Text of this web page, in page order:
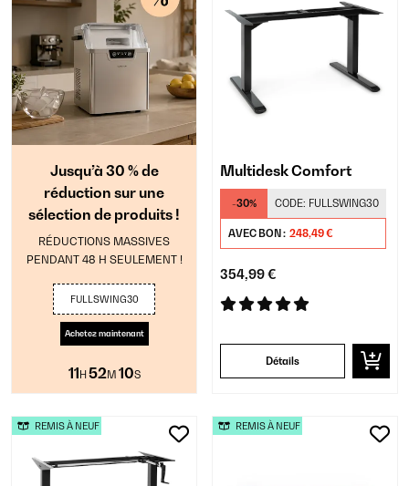
Jusqu’à 30 % de
réduction sur une
sélection de produits !
RÉDUCTIONS MASSIVES
PENDANT 48 H SEULEMENT !
FULLSWING30
Achetez maintenant
11 H 52M 10S
Multidesk Comfort
-30% CODE: FULLSWING30
AVEC BON : 248,49 €
354,99 €
Détails
REMIS À NEUF REMIS À NEUF